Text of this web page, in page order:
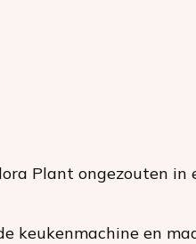
Plant ongezouten in
keukenmachine en